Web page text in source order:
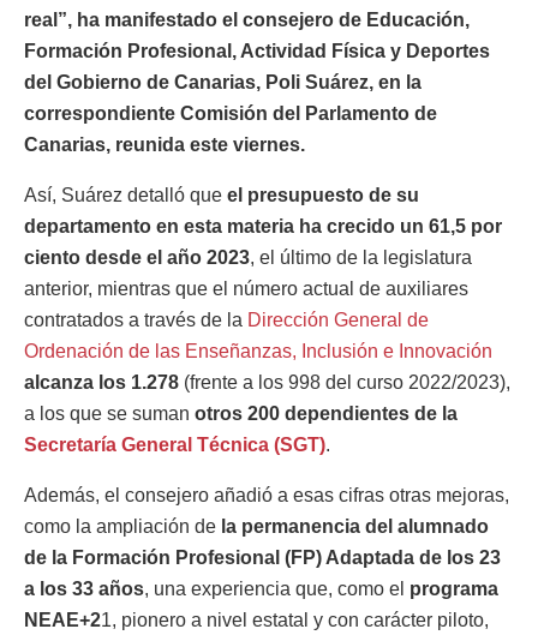
real”, ha manifestado el consejero de Educación,
Formación Profesional, Actividad Física y Deportes
del Gobierno de Canarias, Poli Suárez, en la
correspondiente Comisión del Parlamento de
Canarias, reunida este viernes.
Así, Suárez detalló que el presupuesto de su
departamento en esta materia ha crecido un 61,5 por
ciento desde el año 2023, el último de la legislatura
anterior, mientras que el número actual de auxiliares
contratados a través de la Dirección General de
Ordenación de las Enseñanzas, Inclusión e Innovación
alcanza los 1.278 (frente a los 998 del curso 2022/2023),
a los que se suman otros 200 dependientes de la
Secretaría General Técnica (SGT).
Además, el consejero añadió a esas cifras otras mejoras,
como la ampliación de la permanencia del alumnado
de la Formación Profesional (FP) Adaptada de los 23
a los 33 años, una experiencia que, como el programa
NEAE+21, pionero a nivel estatal y con carácter piloto,